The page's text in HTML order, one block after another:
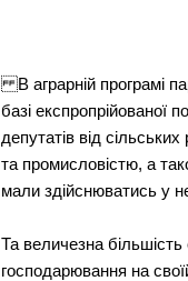
В аграрній програмі
базі експропрійованої
депутатів від
та промисловістю, а
мали здійснюватись у
Та величезна
господарювання на